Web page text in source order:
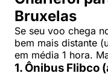
Bruxelas
Se seu voo chega
bem mais distante
em média 1 hora.
1. Ônibus Flibco